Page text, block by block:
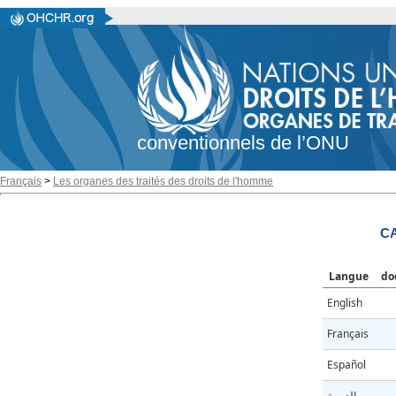
conventionnels de l’ONU
Français > Les organes des traités des droits de l'homme
Langue
English
Français
Español